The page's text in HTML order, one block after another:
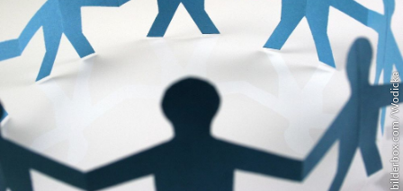
bilderbox.com / Wodicka